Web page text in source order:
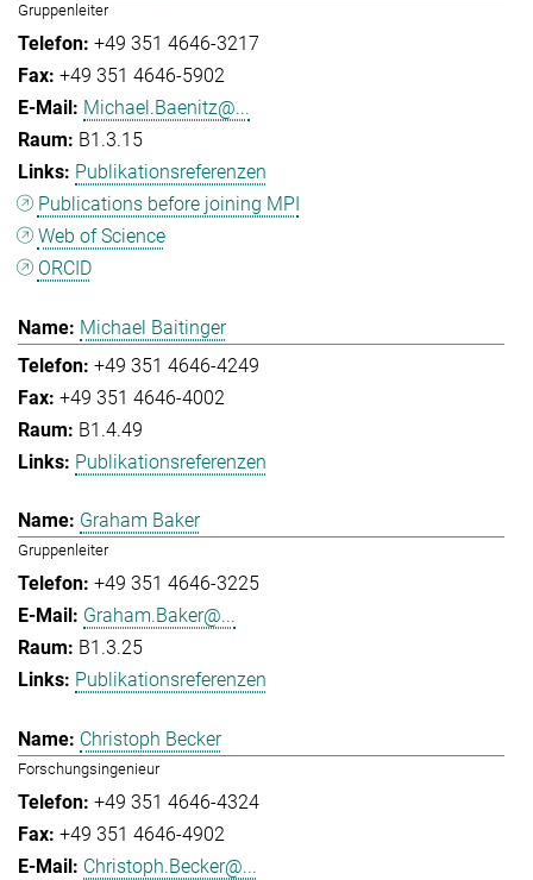
Gruppenleiter
+49 351 4646-3217
+49 351 4646-5902
Michael.Baenitz@...
B1.3.15
Publikationsreferenzen
Publications before joining MPI
Web of Science
ORCID
Michael Baitinger
+49 351 4646-4249
+49 351 4646-4002
B1.4.49
Publikationsreferenzen
Graham Baker
Gruppenleiter
+49 351 4646-3225
Graham.Baker@...
B1.3.25
Publikationsreferenzen
Christoph Becker
Forschungsingenieur
+49 351 4646-4324
+49 351 4646-4902
Christoph.Becker@...